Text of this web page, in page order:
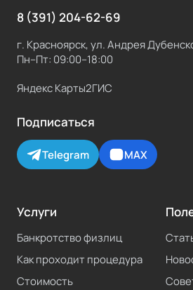
8 (391) 204-62-69
г. Красноярск, ул. Андрея
Пн–Пт: 09:00–18:00
Яндекс Карты2ГИС
Подписаться
Telegram MAX
Услуги
Банкротство физлиц
Как проходит процедура
Стоимость